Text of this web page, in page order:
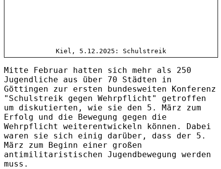
Kiel, 5.12.2025: Schulstreik
Mitte Februar hatten sich mehr als 250
Jugendliche aus über 70 Städten in
Göttingen zur ersten bundesweiten Konferenz
"Schulstreik gegen Wehrpflicht" getroffen
um diskutierten, wie sie den 5. März zum
Erfolg und die Bewegung gegen die
Wehrpflicht weiterentwickeln können. Dabei
waren sie sich einig darüber, dass der 5.
März zum Beginn einer großen
antimilitaristischen Jugendbewegung werden
muss.